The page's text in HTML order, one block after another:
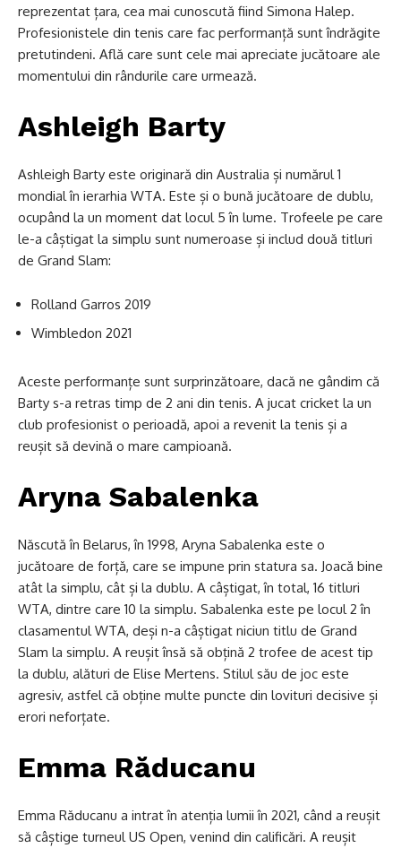
reprezentat țara, cea mai cunoscută fiind Simona Halep.
Profesionistele din tenis care fac performanță sunt îndrăgite
pretutindeni. Află care sunt cele mai apreciate jucătoare ale
momentului din rândurile care urmează.
Ashleigh Barty
Ashleigh Barty este originară din Australia și numărul 1
mondial în ierarhia WTA. Este și o bună jucătoare de dublu,
ocupând la un moment dat locul 5 în lume. Trofeele pe care
le-a câștigat la simplu sunt numeroase și includ două titluri
de Grand Slam:
Rolland Garros 2019
Wimbledon 2021
Aceste performanțe sunt surprinzătoare, dacă ne gândim că
Barty s-a retras timp de 2 ani din tenis. A jucat cricket la un
club profesionist o perioadă, apoi a revenit la tenis și a
reușit să devină o mare campioană.
Aryna Sabalenka
Născută în Belarus, în 1998, Aryna Sabalenka este o
jucătoare de forță, care se impune prin statura sa. Joacă bine
atât la simplu, cât și la dublu. A câștigat, în total, 16 titluri
WTA, dintre care 10 la simplu. Sabalenka este pe locul 2 în
clasamentul WTA, deși n-a câștigat niciun titlu de Grand
Slam la simplu. A reușit însă să obțină 2 trofee de acest tip
la dublu, alături de Elise Mertens. Stilul său de joc este
agresiv, astfel că obține multe puncte din lovituri decisive și
erori neforțate.
Emma Răducanu
Emma Răducanu a intrat în atenția lumii în 2021, când a reușit
să câștige turneul US Open, venind din calificări. A reușit